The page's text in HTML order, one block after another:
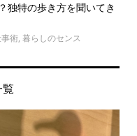
独特の歩き方を聞いてき
術, 暮らしのセンス
覧